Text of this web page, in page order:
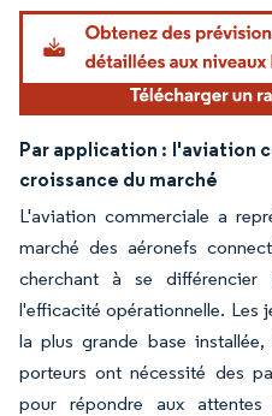
Par application : l'aviation
croissance du marché
L'aviation commerciale a
marché des aéronefs
cherchant à se différencier
l'efficacité opérationnelle. Les
la plus grande base
porteurs ont nécessité des
pour répondre aux